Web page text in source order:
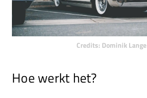
Credits: Dominik Lange
Hoe werkt het?